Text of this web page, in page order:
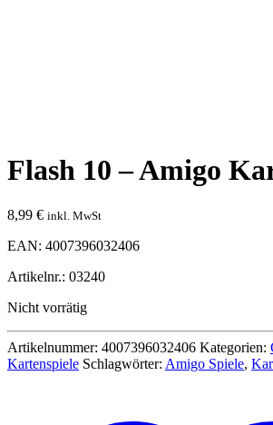
Flash 10 – Amigo
8,99 € inkl. MwSt
EAN: 4007396032406
Artikelnr.: 03240
Nicht vorrätig
Artikelnummer: 4007396032406 Kategorien:
Kartenspiele Schlagwörter: Amigo Spiele,